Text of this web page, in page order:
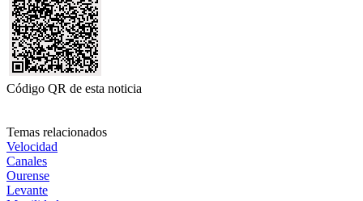
Código QR de esta noticia
Temas relacionados
Velocidad
Canales
Ourense
Levante